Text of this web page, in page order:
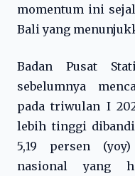
momentum ini
Bali yang
Badan Pusat
sebelumnya
pada triwulan I
lebih tinggi
5,19 persen
nasional yang